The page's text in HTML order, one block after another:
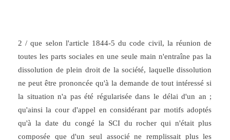
2 / que selon l'article 1844-5 du code civil, la réunion de
toutes les parts sociales en une seule main n'entraîne pas la
dissolution de plein droit de la société, laquelle dissolution
ne peut être prononcée qu'à la demande de tout intéressé si
la situation n'a pas été régularisée dans le délai d'un an ;
qu'ainsi la cour d'appel en considérant par motifs adoptés
qu'à la date du congé la SCI du rocher qui n'était plus
composée que d'un seul associé ne remplissait plus les